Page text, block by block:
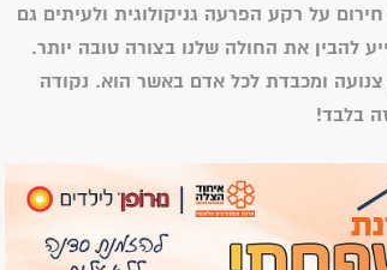
על רקע הפרעה גניקולוגית ולעיתים גם
להבין את החולה שלנו בצורה טובה יותר.
צנועה ומכבדת לכל אדם באשר הוא. נקודה
בלבד!